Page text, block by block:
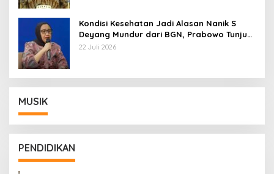
Kondisi Kesehatan Jadi Alasan Nanik S
Deyang Mundur dari BGN, Prabowo Tunjuk
Wamentan Sudaryono
22 Juli 2026
MUSIK
PENDIDIKAN